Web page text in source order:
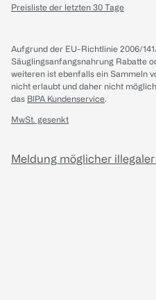
Preisliste der letzten 30 Tage
Aufgrund der EU-Richtlinie 2006/
Säuglingsanfangsnahrung Rabatte
weiteren ist ebenfalls ein Sammeln
nicht erlaubt und daher nicht
das BIPA Kundenservice.
MwSt. gesenkt
Meldung möglicher